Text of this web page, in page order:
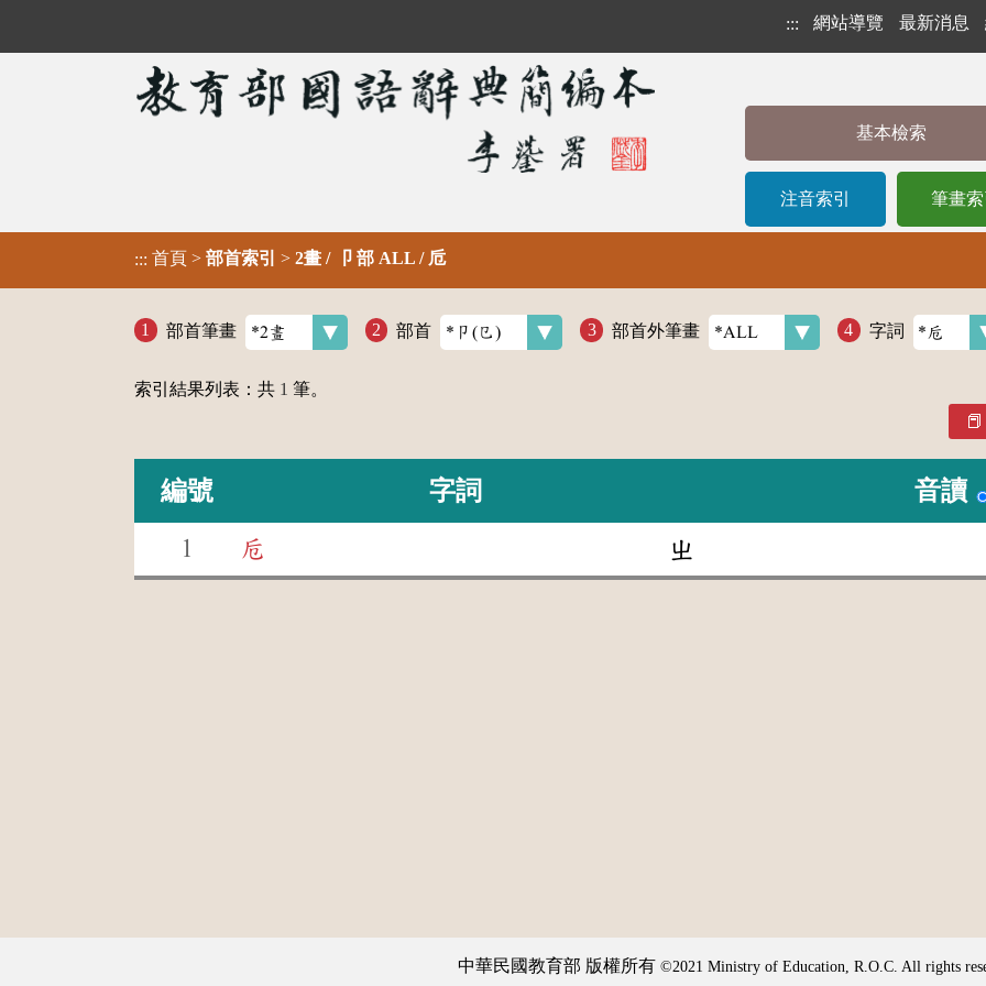
::: 網站導覽 最新消息
基本檢索
注音索引 筆畫索
::: 首頁 > 部首索引 > 2畫 / 卩 部 ALL / 卮
部首筆畫 部首 部首外筆畫 字詞
索引結果列表：共 1 筆。
編號 字詞 音讀
1 卮 ㄓ
中華民國教育部 版權所有 ©2021 Ministry of Education, R.O.C. All rights